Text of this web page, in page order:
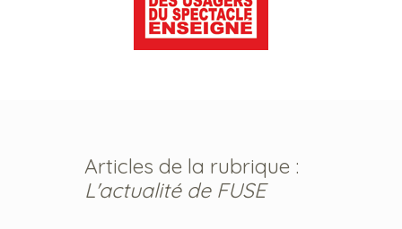
Articles de la rubrique :
L'actualité de FUSE